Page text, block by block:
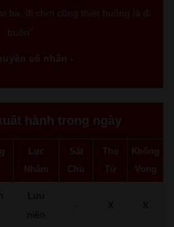
ba, đi chơi cũng thiệt huống là đi
buôn"
cổ nhân -
hành trong ngày
Lục
Nhâm
Sát
Chủ
Thọ
Tử
Không
Vong
Lưu
niên
- X X